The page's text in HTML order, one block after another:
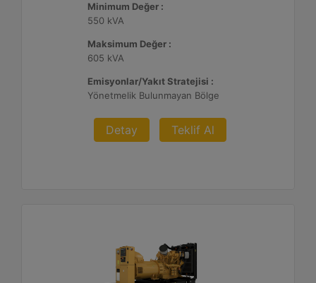
Minimum Değer :
550 kVA
Maksimum Değer :
605 kVA
Emisyonlar/Yakıt Stratejisi :
Yönetmelik Bulunmayan Bölge
Detay Teklif Al